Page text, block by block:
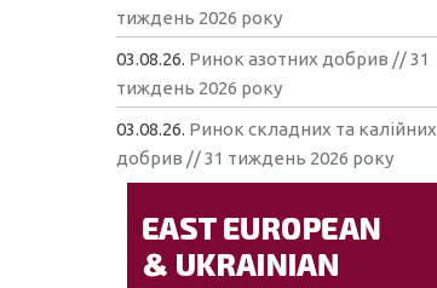
тиждень 2026 року
03.08.26. Ринок азотних добрив // 31
тиждень 2026 року
03.08.26. Ринок складних та калійних
добрив // 31 тиждень 2026 року